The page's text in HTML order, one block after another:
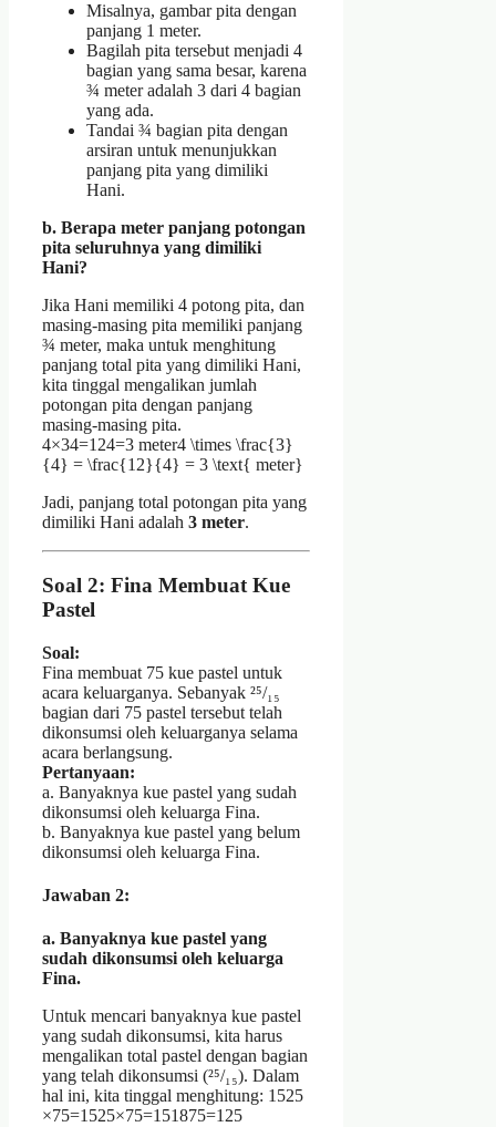
Misalnya, gambar pita dengan
panjang 1 meter.
Bagilah pita tersebut menjadi 4
bagian yang sama besar, karena
¾ meter adalah 3 dari 4 bagian
yang ada.
Tandai ¾ bagian pita dengan
arsiran untuk menunjukkan
panjang pita yang dimiliki
Hani.
b. Berapa meter panjang potongan
pita seluruhnya yang dimiliki
Hani?
Jika Hani memiliki 4 potong pita, dan
masing-masing pita memiliki panjang
¾ meter, maka untuk menghitung
panjang total pita yang dimiliki Hani,
kita tinggal mengalikan jumlah
potongan pita dengan panjang
masing-masing pita.
4×34=124=3 meter4 \times \frac{3}
{4} = \frac{12}{4} = 3 \text{ meter}
Jadi, panjang total potongan pita yang
dimiliki Hani adalah 3 meter.
Soal 2: Fina Membuat Kue
Pastel
Soal:
Fina membuat 75 kue pastel untuk
acara keluarganya. Sebanyak ²⁵/₁₅
bagian dari 75 pastel tersebut telah
dikonsumsi oleh keluarganya selama
acara berlangsung.
Pertanyaan:
a. Banyaknya kue pastel yang sudah
dikonsumsi oleh keluarga Fina.
b. Banyaknya kue pastel yang belum
dikonsumsi oleh keluarga Fina.
Jawaban 2:
a. Banyaknya kue pastel yang
sudah dikonsumsi oleh keluarga
Fina.
Untuk mencari banyaknya kue pastel
yang sudah dikonsumsi, kita harus
mengalikan total pastel dengan bagian
yang telah dikonsumsi (²⁵/₁₅). Dalam
hal ini, kita tinggal menghitung: 1525​
×75=1525×75​=151875​=125